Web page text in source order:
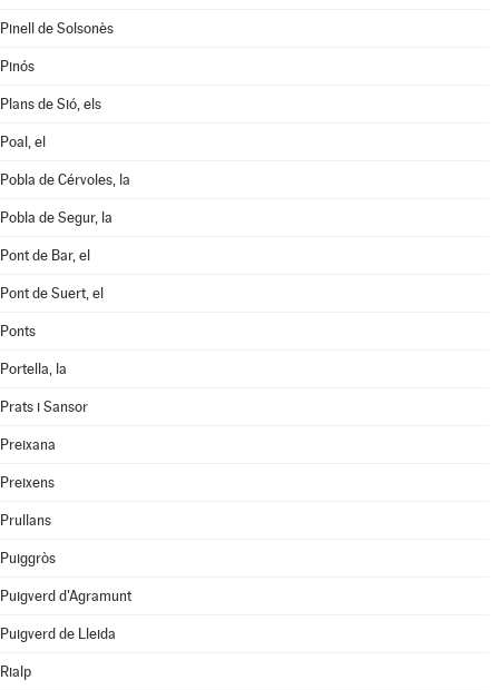
Pinell de Solsonès
Pinós
Plans de Sió, els
Poal, el
Pobla de Cérvoles, la
Pobla de Segur, la
Pont de Bar, el
Pont de Suert, el
Ponts
Portella, la
Prats i Sansor
Preixana
Preixens
Prullans
Puiggròs
Puigverd d'Agramunt
Puigverd de Lleida
Rialp